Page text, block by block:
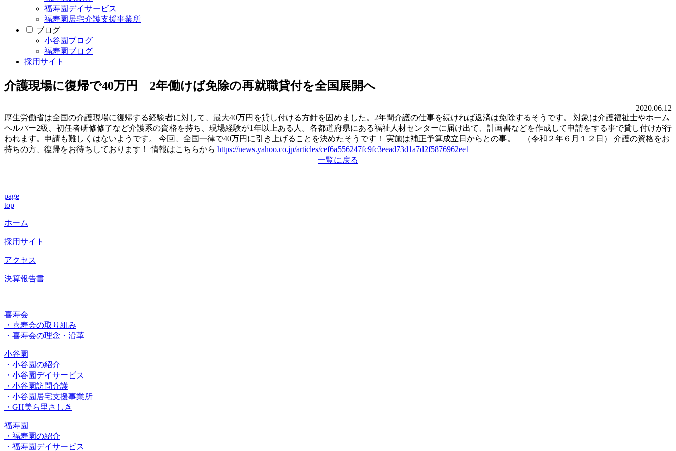
福寿園デイサービス
福寿園居宅介護支援事業所
ブログ
小谷園ブログ
福寿園ブログ
採用サイト
介護現場に復帰で40万円 2年働けば免除の再就職貸付を全国展開へ
2020.06.12
厚生労働省は全国の介護現場に復帰する経験者に対して、最大40万円を貸し付ける方針を固めました。2年間介護の仕事を続ければ返済は免除するそうです。 対象は介護福祉士やホーム
ヘルパー2級、初任者研修修了など介護系の資格を持ち、現場経験が1年以上ある人。各都道府県にある福祉人材センターに届け出て、計画書などを作成して申請をする事で貸し付けが行
われます。申請も難しくはないようです。 今回、全国一律で40万円に引き上げることを決めたそうです！ 実施は補正予算成立日からとの事。 （令和２年６月１２日） 介護の資格をお
持ちの方、復帰をお待ちしております！ 情報はこちらから https://news.yahoo.co.jp/articles/cef6a556247fc9fc3eead73d1a7d2f5876962ee1
一覧に戻る
page
top
ホーム
採用サイト
アクセス
決算報告書
喜寿会
・喜寿会の取り組み
・喜寿会の理念・沿革
小谷園
・小谷園の紹介
・小谷園デイサービス
・小谷園訪問介護
・小谷園居宅支援事業所
・GH美ら里さしき
福寿園
・福寿園の紹介
・福寿園デイサービス